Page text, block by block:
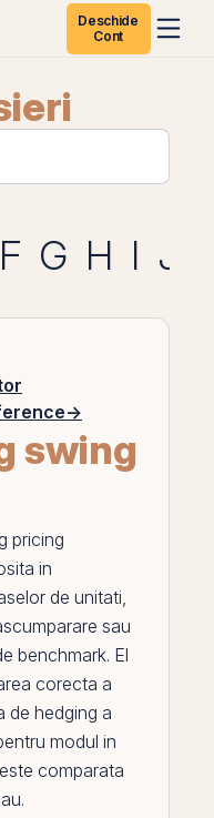
Deschide
Cont
F G H I J
→
swing
pricing
in
de unitati,
sau
benchmark. El
corecta a
de hedging a
modul in
comparata